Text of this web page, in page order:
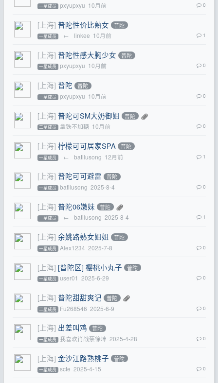
一星成员 pxyupxyu 10月前 0
[上海] 普陀性价比熟女 普陀
一星成员 ← linkee 10月前 1
[上海] 普陀性感大胸少女 普陀
一星成员 pxyupxyu 10月前 0
[上海] 普陀 普陀
一星成员 pxyupxyu 10月前 0
[上海] 普陀可SM大奶御姐 普陀
二星成员 拿铁不加糖 10月前 0
[上海] 柠檬可可居家SPA 普陀
一星成员 ← batilusong 12月前 1
[上海] 普陀可可避雷 普陀
一星成员 batilusong 2025-8-4 0
[上海] 普陀06嫩妹 普陀
一星成员 ← batilusong 2025-8-4 1
[上海] 余姚路熟女姐姐 普陀
一星成员 Alex1234 2025-7-8 0
[上海] [普陀区] 樱桃小丸子 普陀
一星成员 user01 2025-6-29 0
[上海] 普陀甜甜爽记 普陀
二星成员 Fu268546 2025-6-9 0
[上海] 出差叫鸡 普陀
一星成员 我喜欢肖战蔡徐坤 2025-4-28 0
[上海] 金沙江路熟桃子 普陀
一星成员 scte 2025-4-15 0